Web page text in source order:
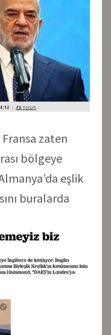
zaten
bölgeye
eşlik
buralarda